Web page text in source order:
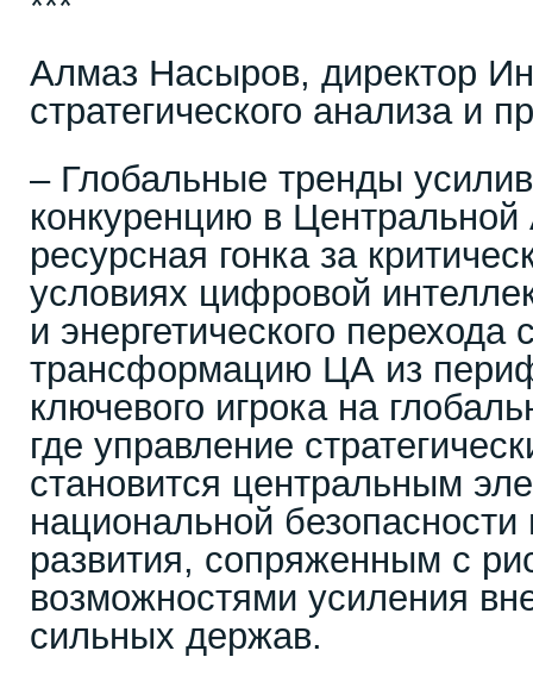
Алмаз Насыров, директор
стратегического анализа и
– Глобальные тренды
конкуренцию в
ресурсная гонка за
условиях цифровой
и энергетического перехода
трансформацию ЦА из
ключевого игрока на
где управление
становится центральным
национальной безопасности
развития, сопряженным с
возможностями усиления
сильных держав.